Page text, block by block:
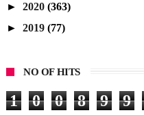
► 2020 (363)
► 2019 (77)
NO OF HITS
1 0 0 8 9 9